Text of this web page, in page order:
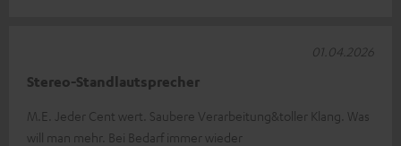
Stereo-Standlautsprecher
M.E. Jeder Cent wert. Saubere Verarbeitung&toller Klang. Was
will man mehr. Bei Bedarf immer wieder
01.04.2026